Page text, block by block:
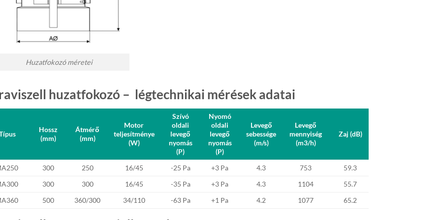
Huzatfokozó méretei
huzatfokozó – légtechnikai mérések adatai
300 250 16/45 -25 Pa +3 Pa 4.3 753
59.3
300 300 16/45 -35 Pa +3 Pa 4.3 1104
55.7
500 360/300 34/110 -63 Pa +1 Pa 4.2 1077 65.2
Hossz
(mm)
Átmérő
(mm)
Motor
teljesítménye
(W)
Szívó
oldali
levegő
nyomás
(P)
Nyomó
oldali
levegő
nyomás
(P)
Levegő
sebessége
(m/s)
Levegő
mennyiség
(m3/h)
Zaj (dB)